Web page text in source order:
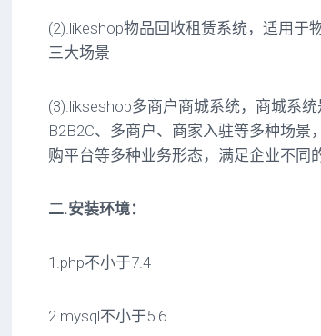
(2).likeshop物品回收租赁系统，适用
三大场景
(3).likseshop多商户商城系统，商城系
B2B2C、多商户、商家入驻等多种场
购平台等多种业务形态，满足企业不同
二.安装环境：
1.php不小于7.4
2.mysql不小于5.6